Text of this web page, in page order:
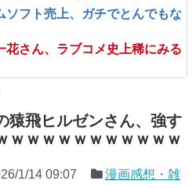
ソフト売上、ガチでとんでもな
花さん、ラブコメ史上稀にみる
猿飛ヒルゼンさん、強す
ｗｗｗｗｗｗｗｗｗｗｗ
1/14 09:07
漫画感想・雑